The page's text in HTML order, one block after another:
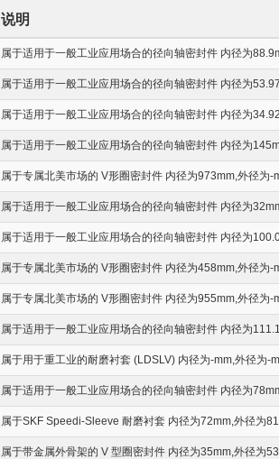
说明
属于适用于一般工业应用场合的径向轴密封件 内径为
属于适用于一般工业应用场合的径向轴密封件 内径为
属于适用于一般工业应用场合的径向轴密封件 内径为
属于适用于一般工业应用场合的径向轴密封件 内径为
属于专属北美市场的 V形圈密封件 内径为973mm,外径为-
属于适用于一般工业应用场合的径向轴密封件 内径为
属于适用于一般工业应用场合的径向轴密封件 内径为
属于专属北美市场的 V形圈密封件 内径为458mm,外径为-
属于专属北美市场的 V形圈密封件 内径为955mm,外径为-
属于适用于一般工业应用场合的径向轴密封件 内径为
属于用于重工业的耐磨衬套 (LDSLV) 内径为-mm,外径为-
属于适用于一般工业应用场合的径向轴密封件 内径为
属于SKF Speedi-Sleeve 耐磨衬套 内径为72mm,外径为
属于带金属外骨架的 V 型圈密封件 内径为35mm,外径为